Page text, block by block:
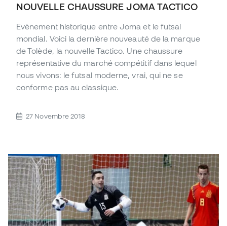
NOUVELLE CHAUSSURE JOMA TACTICO
Evènement historique entre Joma et le futsal
mondial. Voici la dernière nouveauté de la marque
de Tolède, la nouvelle Tactico. Une chaussure
représentative du marché compétitif dans lequel
nous vivons: le futsal moderne, vrai, qui ne se
conforme pas au classique.
27 Novembre 2018